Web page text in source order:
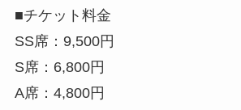
■チケット料金
SS席：9,500円
S席：6,800円
A席：4,800円